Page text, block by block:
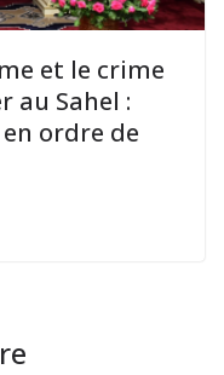
et le crime
au Sahel :
en ordre de